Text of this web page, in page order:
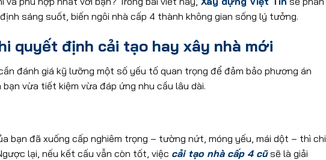
sáng suốt, biến ngôi nhà cấp 4 thành không gian sống lý tưởng.
quyết định cải tạo hay xây nhà mới
đánh giá kỹ lưỡng một số yếu tố quan trọng để đảm bảo phương án
vừa tiết kiệm vừa đáp ứng nhu cầu lâu dài.
bạn đã xuống cấp nghiêm trọng – tường nứt, móng yếu, mái dột – thì chi
lại, nếu kết cấu vẫn còn tốt, việc cải tạo nhà cấp 4 cũsẽ là giải